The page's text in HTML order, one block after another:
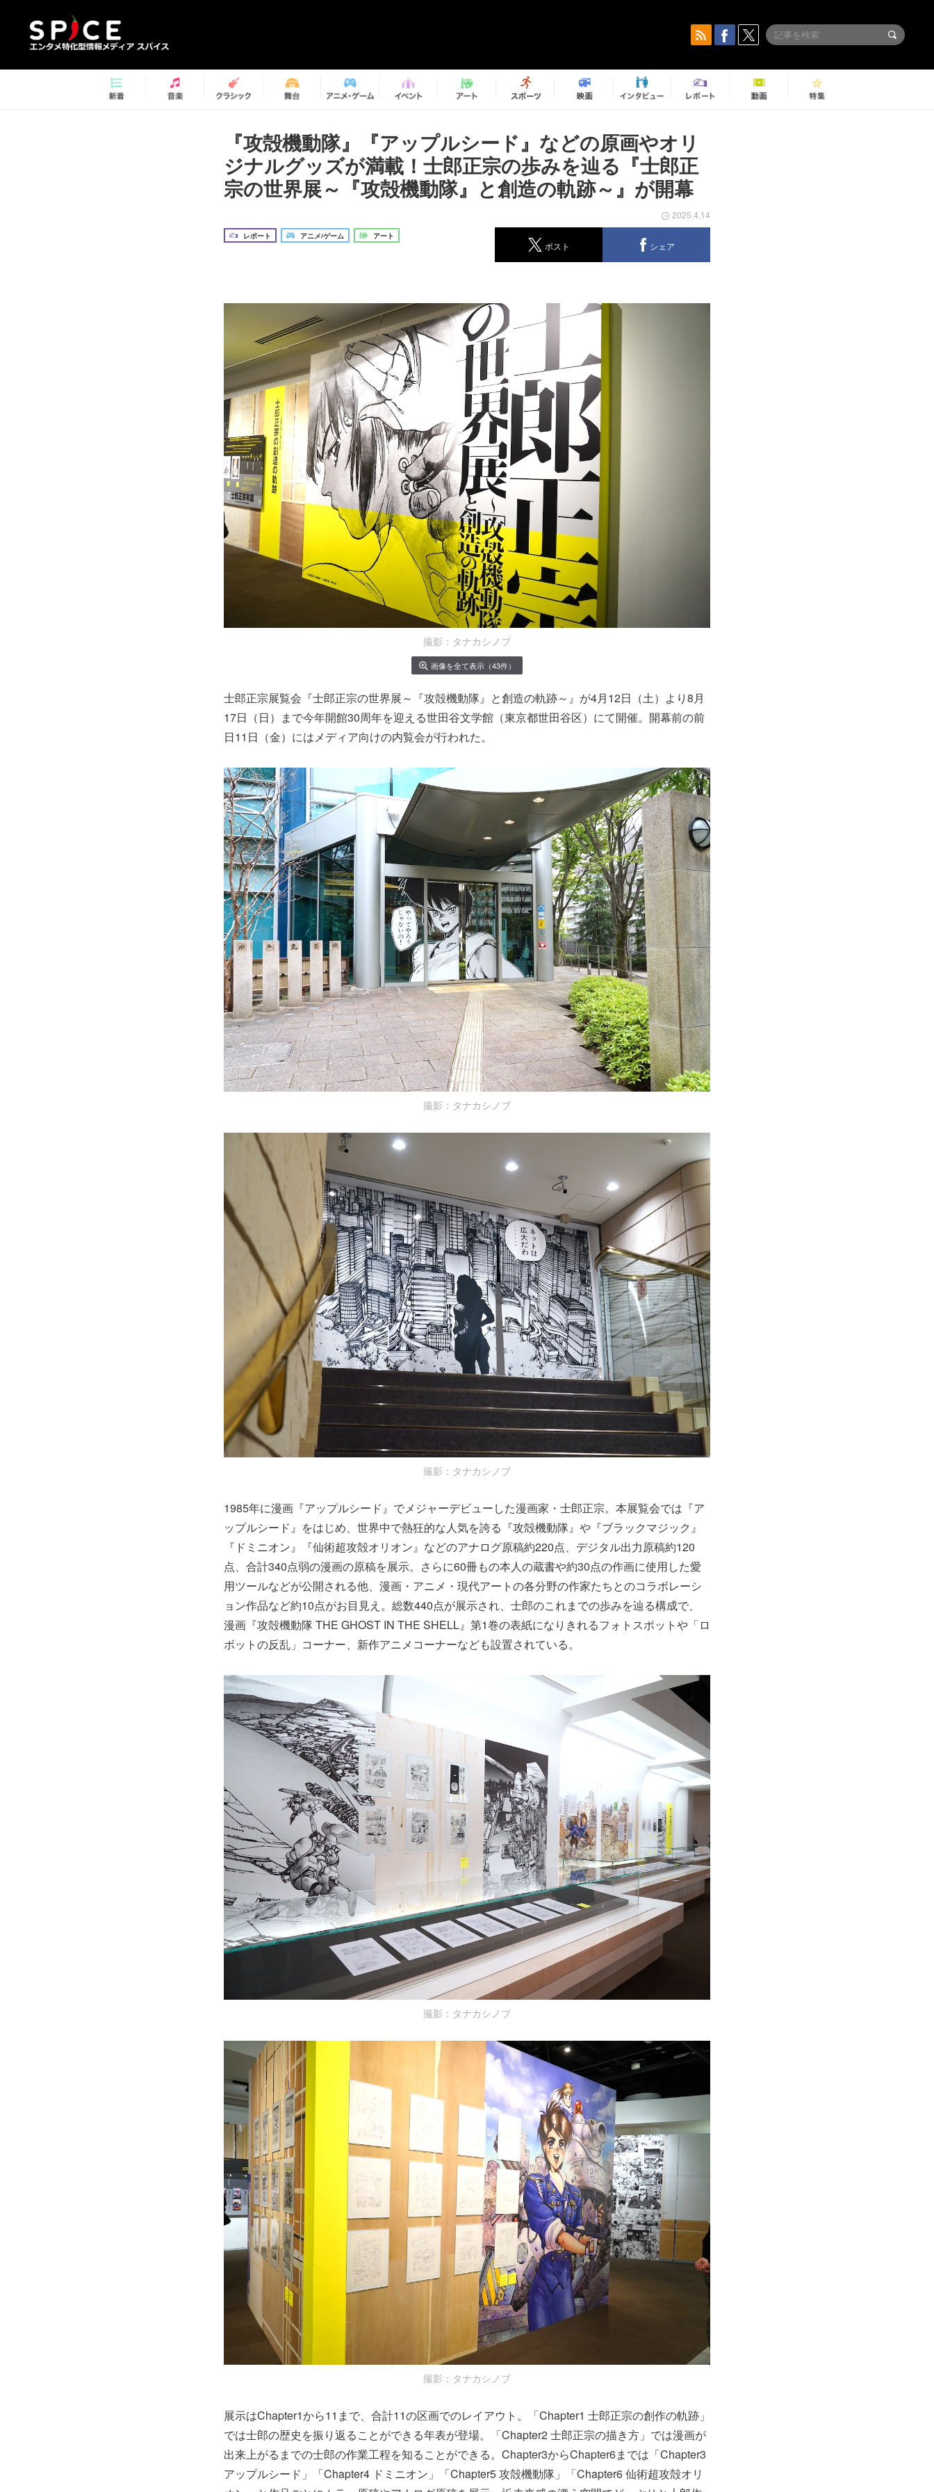
『攻殻機動隊』『アップルシード』などの原画やオリ
ジナルグッズが満載！士郎正宗の歩みを辿る『士郎正
宗の世界展～『攻殻機動隊』と創造の軌跡～』が開幕
レポート アニメ/ゲーム アート
2025.4.14
ポスト シェア
撮影：タナカシノブ
画像を全て表示（43件）
士郎正宗展覧会『士郎正宗の世界展～『攻殻機動隊』と創造の軌跡～』が4月12日（土）より8月
17日（日）まで今年開館30周年を迎える世田谷文学館（東京都世田谷区）にて開催。開幕前の前
日11日（金）にはメディア向けの内覧会が行われた。
撮影：タナカシノブ
撮影：タナカシノブ
1985年に漫画『アップルシード』でメジャーデビューした漫画家・士郎正宗。本展覧会では『ア
ップルシード』をはじめ、世界中で熱狂的な人気を誇る『攻殻機動隊』や『ブラックマジック』
『ドミニオン』『仙術超攻殻オリオン』などのアナログ原稿約220点、デジタル出力原稿約120
点、合計340点弱の漫画の原稿を展示。さらに60冊もの本人の蔵書や約30点の作画に使用した愛
用ツールなどが公開される他、漫画・アニメ・現代アートの各分野の作家たちとのコラボレーシ
ョン作品など約10点がお目見え。総数440点が展示され、士郎のこれまでの歩みを辿る構成で、
漫画『攻殻機動隊 THE GHOST IN THE SHELL』第1巻の表紙になりきれるフォトスポットや「ロ
ボットの反乱」コーナー、新作アニメコーナーなども設置されている。
撮影：タナカシノブ
撮影：タナカシノブ
展示はChapter1から11まで、合計11の区画でのレイアウト。「Chapter1 士郎正宗の創作の軌跡」
では士郎の歴史を振り返ることができる年表が登場。「Chapter2 士郎正宗の描き方」では漫画が
出来上がるまでの士郎の作業工程を知ることができる。Chapter3からChapter6までは「Chapter3
アップルシード」「Chapter4 ドミニオン」「Chapter5 攻殻機動隊」「Chapter6 仙術超攻殻オリ